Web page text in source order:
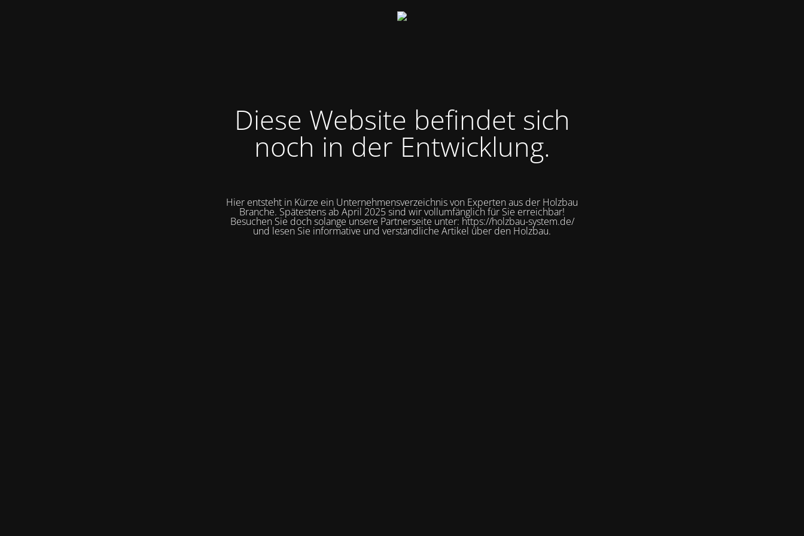
Diese Website befindet sich
noch in der Entwicklung.
Hier entsteht in Kürze ein Unternehmensverzeichnis von Experten aus der Holzbau
Branche. Spätestens ab April 2025 sind wir vollumfänglich für Sie erreichbar!
Besuchen Sie doch solange unsere Partnerseite unter: https://holzbau-system.de/
und lesen Sie informative und verständliche Artikel über den Holzbau.